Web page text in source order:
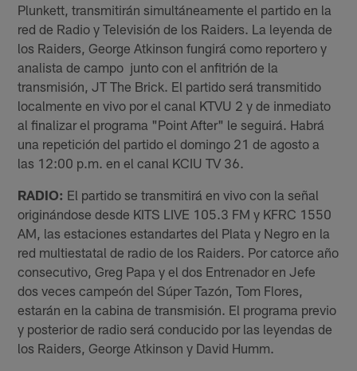
Plunkett, transmitirán simultáneamente el partido en la
red de Radio y Televisión de los Raiders. La leyenda de
los Raiders, George Atkinson fungirá como reportero y
analista de campo junto con el anfitrión de la
transmisión, JT The Brick. El partido será transmitido
localmente en vivo por el canal KTVU 2 y de inmediato
al finalizar el programa "Point After" le seguirá. Habrá
una repetición del partido el domingo 21 de agosto a
las 12:00 p.m. en el canal KCIU TV 36.
RADIO: El partido se transmitirá en vivo con la señal
originándose desde KITS LIVE 105.3 FM y KFRC 1550
AM, las estaciones estandartes del Plata y Negro en la
red multiestatal de radio de los Raiders. Por catorce año
consecutivo, Greg Papa y el dos Entrenador en Jefe
dos veces campeón del Súper Tazón, Tom Flores,
estarán en la cabina de transmisión. El programa previo
y posterior de radio será conducido por las leyendas de
los Raiders, George Atkinson y David Humm.